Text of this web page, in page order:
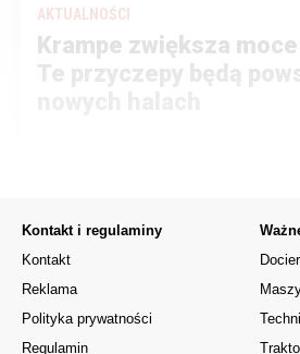
AKTUALNOŚCI
Krampe zwiększa
Te przyczepy będą
Kontakt i regulaminy
Kontakt
Reklama
Polityka prywatności
Regulamin